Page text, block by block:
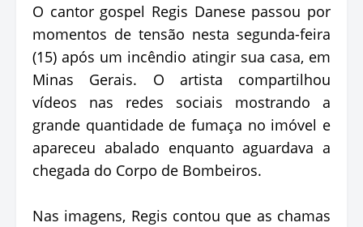
O cantor gospel Regis Danese passou por
momentos de tensão nesta segunda-feira
(15) após um incêndio atingir sua casa, em
Minas Gerais. O artista compartilhou
vídeos nas redes sociais mostrando a
grande quantidade de fumaça no imóvel e
apareceu abalado enquanto aguardava a
chegada do Corpo de Bombeiros.
Nas imagens, Regis contou que as chamas